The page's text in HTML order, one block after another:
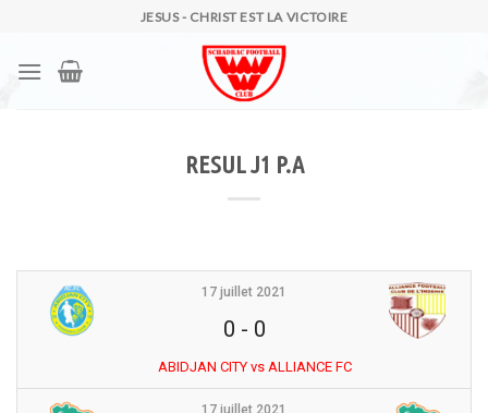
content
JESUS - CHRIST EST LA VICTOIRE
RESUL J1 P.A
17 juillet 2021
0 - 0
ABIDJAN CITY vs ALLIANCE FC
17 juillet 2021